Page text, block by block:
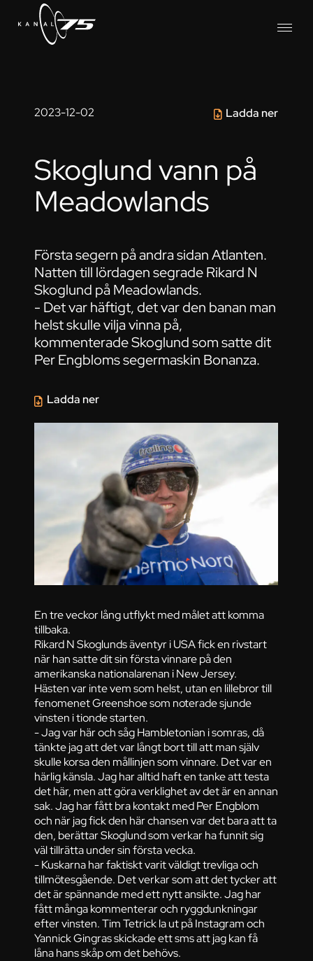
2023-12-02 Ladda ner
Skoglund vann på
Meadowlands
Första segern på andra sidan Atlanten.
Natten till lördagen segrade Rikard N
Skoglund på Meadowlands.
- Det var häftigt, det var den banan man
helst skulle vilja vinna på,
kommenterade Skoglund som satte dit
Per Engbloms segermaskin Bonanza.
En tre veckor lång utflykt med målet att komma
tillbaka.
Rikard N Skoglunds äventyr i USA fick en rivstart
när han satte dit sin första vinnare på den
amerikanska nationalarenan i New Jersey.
Hästen var inte vem som helst, utan en lillebror till
fenomenet Greenshoe som noterade sjunde
vinsten i tionde starten.
- Jag var här och såg Hambletonian i somras, då
tänkte jag att det var långt bort till att man själv
skulle korsa den mållinjen som vinnare. Det var en
härlig känsla. Jag har alltid haft en tanke att testa
det här, men att göra verklighet av det är en annan
sak. Jag har fått bra kontakt med Per Engblom
och när jag fick den här chansen var det bara att ta
den, berättar Skoglund som verkar ha funnit sig
väl tillrätta under sin första vecka.
- Kuskarna har faktiskt varit väldigt trevliga och
tillmötesgående. Det verkar som att det tycker att
det är spännande med ett nytt ansikte. Jag har
fått många kommenterar och ryggdunkningar
efter vinsten. Tim Tetrick la ut på Instagram och
Yannick Gingras skickade ett sms att jag kan få
låna hans skåp om det behövs.
Ladda ner